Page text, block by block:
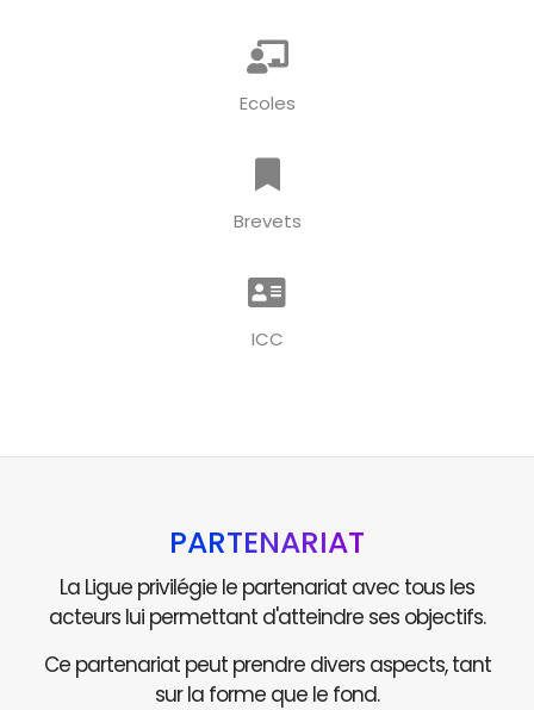
Ecoles
Brevets
ICC
PARTENARIAT
La Ligue privilégie le partenariat avec tous les
acteurs lui permettant d'atteindre ses objectifs.
Ce partenariat peut prendre divers aspects, tant
sur la forme que le fond.